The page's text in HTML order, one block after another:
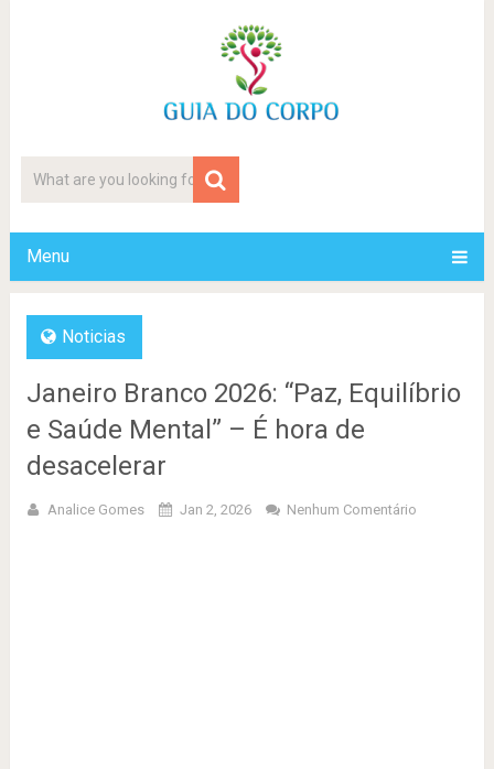
Menu
Noticias
Janeiro Branco 2026: “Paz, Equilíbrio
e Saúde Mental” – É hora de
desacelerar
Analice Gomes Jan 2, 2026 Nenhum Comentário